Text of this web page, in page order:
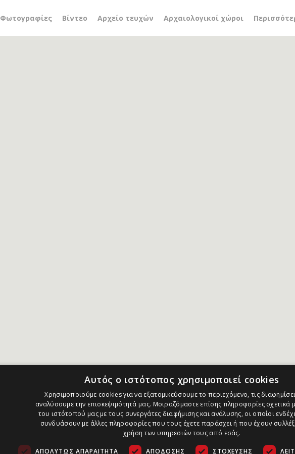
Φωτογραφίες Βίντεο Αρχείο τευχών Αρχαιολογικοί χώροι
μαρξιστικά καθεστώτα
Αυτός ο ιστότοπος χρησιμοποιεί cookies
Χρησιμοποιούμε cookies για να εξατομικεύσουμε το περιεχόμενο, τις
αναλύσουμε την επισκεψιμότητά μας. Μοιραζόμαστε επίσης πληροφορίες σχετικά
του ιστότοπού μας με τους συνεργάτες διαφήμισης και ανάλυσης, οι οποίοι
συνδυάσουν με άλλες πληροφορίες που τους έχετε παράσχει ή που έχουν
χρήση των υπηρεσιών τους από εσάς.
ΑΠΟΛΎΤΩΣ ΑΠΑΡΑΊΤΗΤΑ ΑΠΌΔΟΣΗΣ ΣΤΌΧΕΥΣΗΣ